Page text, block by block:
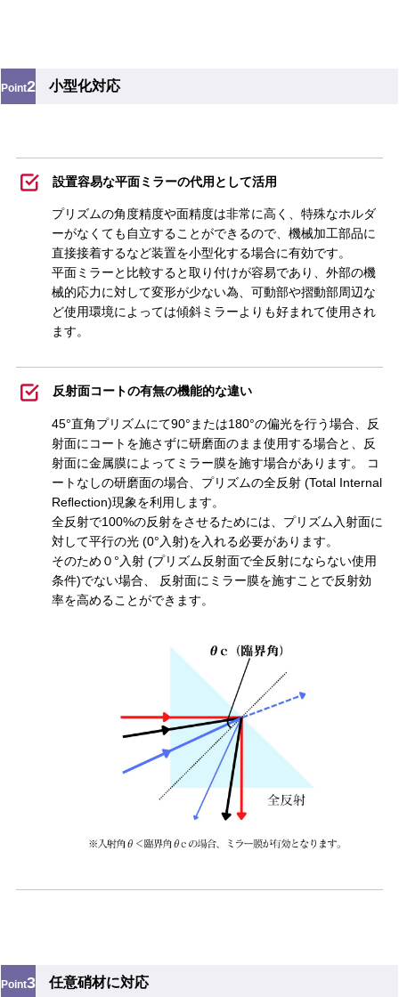
Point2 小型化対応
設置容易な平面ミラーの代用として活用
プリズムの角度精度や面精度は非常に高く、特殊なホルダ
ーがなくても自立することができるので、機械加工部品に
直接接着するなど装置を小型化する場合に有効です。
平面ミラーと比較すると取り付けが容易であり、外部の機
械的応力に対して変形が少ない為、可動部や摺動部周辺な
ど使用環境によっては傾斜ミラーよりも好まれて使用され
ます。
反射面コートの有無の機能的な違い
45°直角プリズムにて90°または180°の偏光を行う場合、反
射面にコートを施さずに研磨面のまま使用する場合と、反
射面に金属膜によってミラー膜を施す場合があります。 コ
ートなしの研磨面の場合、プリズムの全反射 (Total Internal
Reﬂection)現象を利用します。
全反射で100%の反射をさせるためには、プリズム入射面に
対して平行の光 (0°入射)を入れる必要があります。
そのため０°入射 (プリズム反射面で全反射にならない使用
条件)でない場合、 反射面にミラー膜を施すことで反射効
率を高めることができます。
Point3 任意硝材に対応